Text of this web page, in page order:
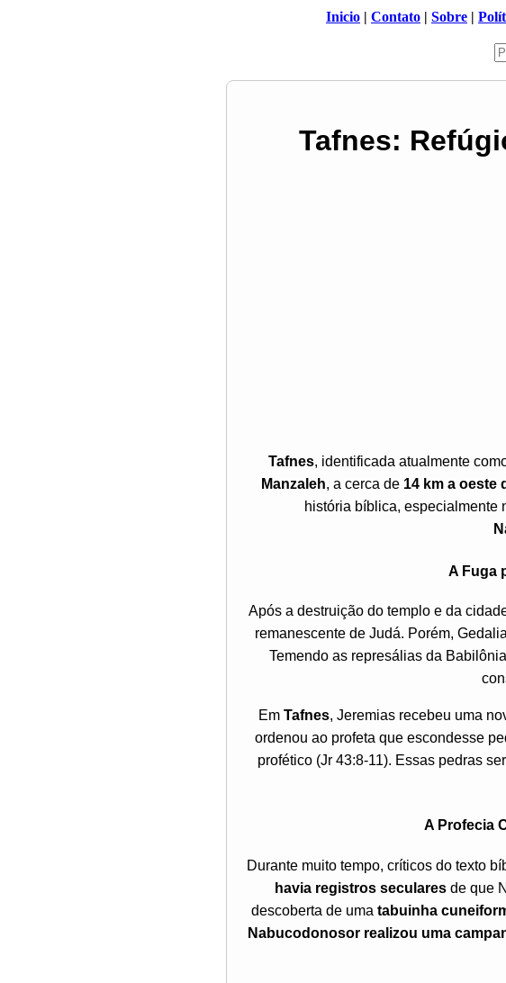
Inicio | Contato | Sobre |
Tafnes:
Tafnes, identificada atualmente
Manzaleh, a cerca de 14 km a oeste
história bíblica, especialmente
A Fuga
Após a destruição do templo e da
remanescente de Judá. Porém,
Temendo as represálias da
Em Tafnes, Jeremias recebeu uma
ordenou ao profeta que escondesse
profético (Jr 43:8-11). Essas pedras
A Profecia
Durante muito tempo, críticos do texto
havia registros seculares de que
descoberta de uma tabuinha
Nabucodonosor realizou uma